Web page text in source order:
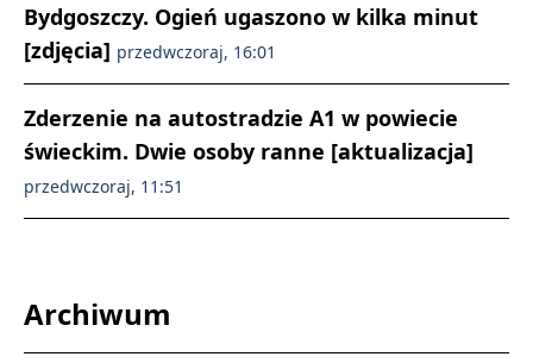
Bydgoszczy. Ogień ugaszono w kilka minut
[zdjęcia] przedwczoraj, 16:01
Zderzenie na autostradzie A1 w powiecie
świeckim. Dwie osoby ranne [aktualizacja]
przedwczoraj, 11:51
Archiwum